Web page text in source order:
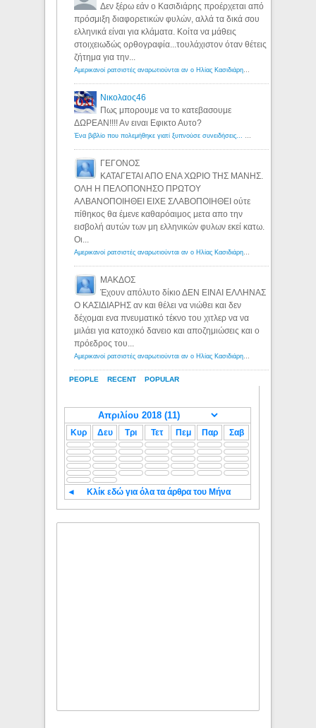
PEOPLE RECENT POPULAR
Δεν ξέρω εάν ο Κασιδιάρης προέρχεται από
πρόσμιξη διαφορετικών φυλών, αλλά τα δικά σου
ελληνικά είναι για κλάματα. Κοίτα να μάθεις
στοιχειωδώς ορθογραφία...τουλάχιστον όταν θέτεις
ζήτημα για την...
Νικολαος46
Πως μπορουμε να το κατεβασουμε
ΔΩΡΕΑΝ!!!! Αν ειναι Εφικτο Αυτο?
ΓΕΓΟΝΟΣ
ΚΑΤΑΓΕΤΑΙ ΑΠΟ ΕΝΑ ΧΩΡΙΟ ΤΗΣ ΜΑΝΗΣ.
ΟΛΗ Η ΠΕΛΟΠΟΝΗΣΟ ΠΡΩΤΟΥ
ΑΛΒΑΝΟΠΟΙΗΘΕΙ ΕΙΧΕ ΣΛΑΒΟΠΟΙΗΘΕΙ ούτε
πίθηκος θα έμενε καθαρόαιμος μετα απο την
εισβολή αυτών των μη ελληνικών φυλων εκεί κατω.
Οι...
ΜΑΚΔΟΣ
Έχουν απόλυτο δίκιο ΔΕΝ ΕΙΝΑΙ ΕΛΛΗΝΑΣ
Ο ΚΑΣΙΔΙΑΡΗΣ αν και θέλει να νιώθει και δεν
δέχομαι ενα πνευματικό τέκνο του χιτλερ να να
μιλάει για κατοχικό δανειο και αποζημιώσεις και ο
πρόεδρος του...
Κυρ Δευ Τρι Τετ Πεμ Παρ Σαβ
◄ Κλίκ εδώ για όλα τα άρθρα του Μήνα